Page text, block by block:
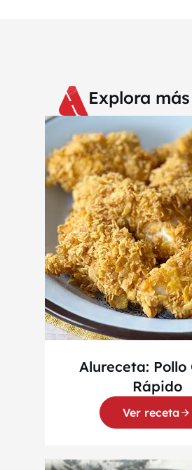
Explora
Alureceta: Pollo
Rápido
Ver receta